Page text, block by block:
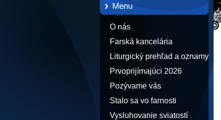
Menu
O nás
Farská kancelária
Liturgický prehľad a oznamy
Prvoprijímajúci 2026
Pozývame vás
Stalo sa vo farnosti
Vysluhovanie sviatostí